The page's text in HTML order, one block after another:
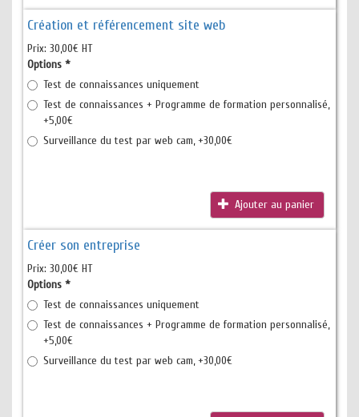
Création et référencement site web
Prix: 30,00€ HT
Options *
Test de connaissances uniquement
Test de connaissances + Programme de formation personnalisé,
+5,00€
Surveillance du test par web cam, +30,00€
Ajouter au panier
Créer son entreprise
Prix: 30,00€ HT
Options *
Test de connaissances uniquement
Test de connaissances + Programme de formation personnalisé,
+5,00€
Surveillance du test par web cam, +30,00€